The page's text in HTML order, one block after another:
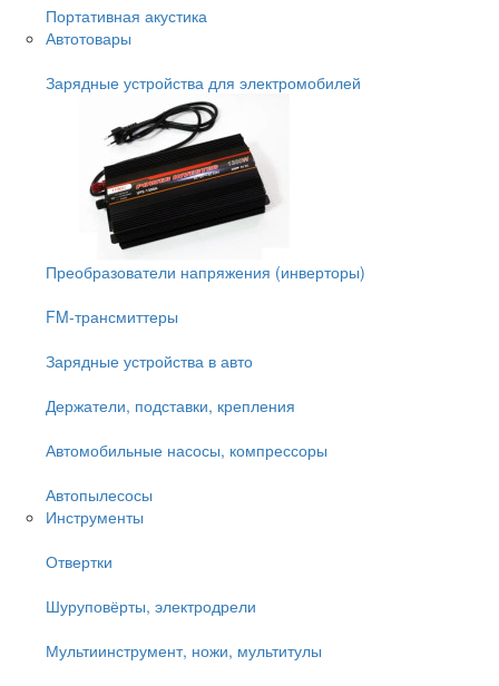
Портативная акустика
Автотовары
Зарядные устройства для электромобилей
Преобразователи напряжения (инверторы)
FM-трансмиттеры
Зарядные устройства в авто
Держатели, подставки, крепления
Автомобильные насосы, компрессоры
Автопылесосы
Инструменты
Отвертки
Шуруповёрты, электродрели
Мультиинструмент, ножи, мультитулы